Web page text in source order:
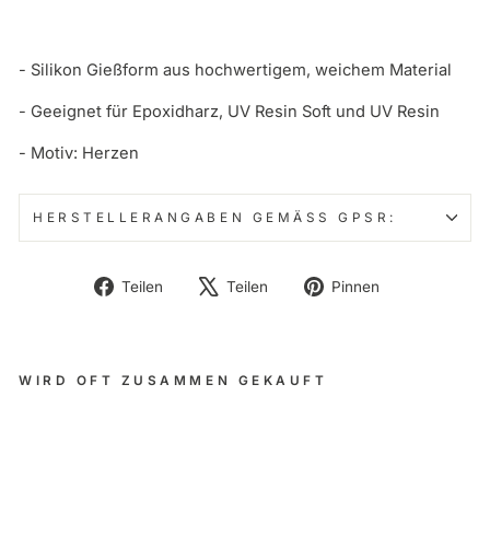
- Silikon Gießform aus hochwertigem, weichem Material
- Geeignet für Epoxidharz, UV Resin Soft und UV Resin
- Motiv: Herzen
HERSTELLERANGABEN GEMÄSS GPSR:
Teilen
Auf
Teilen
Auf
Pinnen
WIRD OFT ZUSAMMEN GEKAUFT